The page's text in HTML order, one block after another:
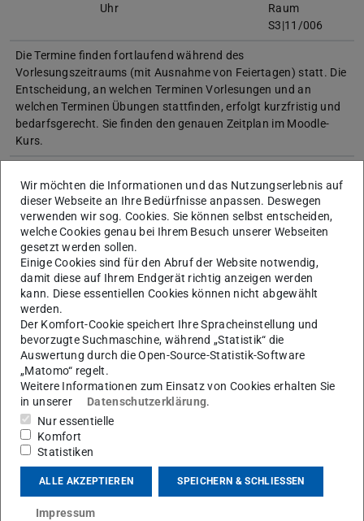
Uhr
Raum
S3|11/006
Die Termine finden fortlaufend während des
Vorlesungszeitraums (mit Ausnahme von Feiertagen) statt. Die
Entscheidung, an welchen Terminen Vorlesungen und an
welchen Terminen Übungen stattfinden, erfolgt kurzfristig und
bedarfsgerecht. Sie finden den genauen Zeitplan im Moodle-
Kurs.
16:00 Uhr
TUCaN
Alle Termine können sich kurzfristig ändern. Bitte beachten Sie
die Ankündigungen im Moodle-Kurs.
Prüfungsmodalitäten
Material zum Download
Kontaktadresse für organisatorische Fragen:
Mail
Prof. Dr.-Ing.
Wir möchten die Informationen und das Nutzungserlebnis auf
dieser Webseite an Ihre Bedürfnisse anpassen. Deswegen
verwenden wir sog. Cookies. Sie können selbst entscheiden,
welche Cookies genau bei Ihrem Besuch unserer Webseiten
gesetzt werden sollen.
Einige Cookies sind für den Abruf der Website notwendig,
damit diese auf Ihrem Endgerät richtig anzeigen werden
kann. Diese essentiellen Cookies können nicht abgewählt
werden.
Der Komfort-Cookie speichert Ihre Spracheinstellung und
bevorzugte Suchmaschine, während „Statistik“ die
Auswertung durch die Open-Source-Statistik-Software
„Matomo“ regelt.
Weitere Informationen zum Einsatz von Cookies erhalten Sie
in unserer
Datenschutzerklärung.
Nur essentielle
Komfort
Statistiken
ALLE AKZEPTIEREN SPEICHERN & SCHLIESSEN
Impressum